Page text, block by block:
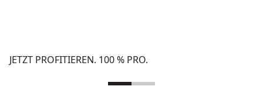
JETZT PROFITIEREN. 100 % PRO.